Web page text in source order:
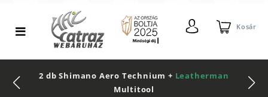
Kosár
2 db Shimano Aero Technium + Leatherman
Multitool